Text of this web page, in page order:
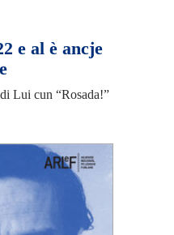
e al è ancje
Lui cun “Rosada!”